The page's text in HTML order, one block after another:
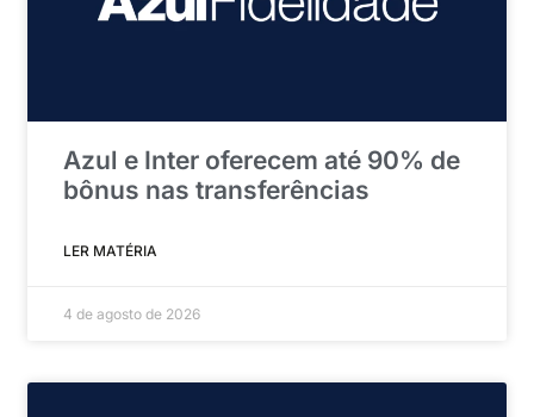
Azul e Inter oferecem até 90% de
bônus nas transferências
LER MATÉRIA
4 de agosto de 2026